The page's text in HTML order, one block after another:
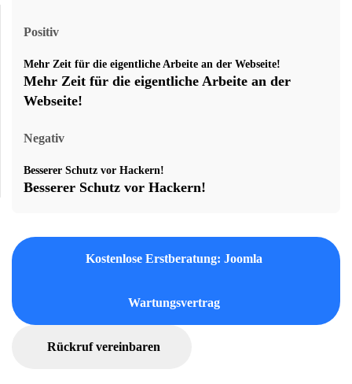
Positiv
Mehr Zeit für die eigentliche Arbeite an der Webseite!
Mehr Zeit für die eigentliche Arbeite an der
Webseite!
Negativ
Besserer Schutz vor Hackern!
Besserer Schutz vor Hackern!
Kostenlose Erstberatung: Joomla
Wartungsvertrag
Rückruf vereinbaren